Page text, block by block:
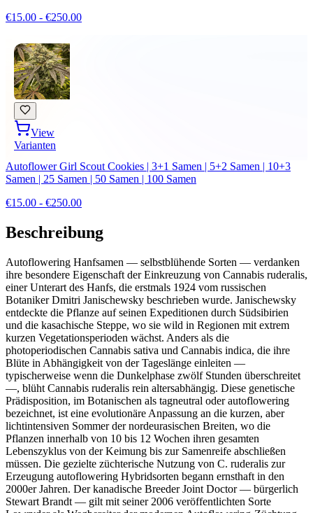
€15.00 - €250.00
View
Varianten
Autoflower Girl Scout Cookies | 3+1 Samen | 5+2 Samen | 10+3
Samen | 25 Samen | 50 Samen | 100 Samen
€15.00 - €250.00
Beschreibung
Autoflowering Hanfsamen — selbstblühende Sorten — verdanken
ihre besondere Eigenschaft der Einkreuzung von Cannabis ruderalis,
einer Unterart des Hanfs, die erstmals 1924 vom russischen
Botaniker Dmitri Janischewsky beschrieben wurde. Janischewsky
entdeckte die Pflanze auf seinen Expeditionen durch Südsibirien
und die kasachische Steppe, wo sie wild in Regionen mit extrem
kurzen Vegetationsperioden wächst. Anders als die
photoperiodischen Cannabis sativa und Cannabis indica, die ihre
Blüte in Abhängigkeit von der Tageslänge einleiten —
typischerweise wenn die Dunkelphase zwölf Stunden überschreitet
—, blüht Cannabis ruderalis rein altersabhängig. Diese genetische
Prädisposition, im Botanischen als tagneutral oder autoflowering
bezeichnet, ist eine evolutionäre Anpassung an die kurzen, aber
lichtintensiven Sommer der nordeurasischen Breiten, wo die
Pflanzen innerhalb von 10 bis 12 Wochen ihren gesamten
Lebenszyklus von der Keimung bis zur Samenreife abschließen
müssen. Die gezielte züchterische Nutzung von C. ruderalis zur
Erzeugung autoflowering Hybridsorten begann ernsthaft in den
2000er Jahren. Der kanadische Breeder Joint Doctor — bürgerlich
Stewart Brandt — gilt mit seiner 2006 veröffentlichten Sorte